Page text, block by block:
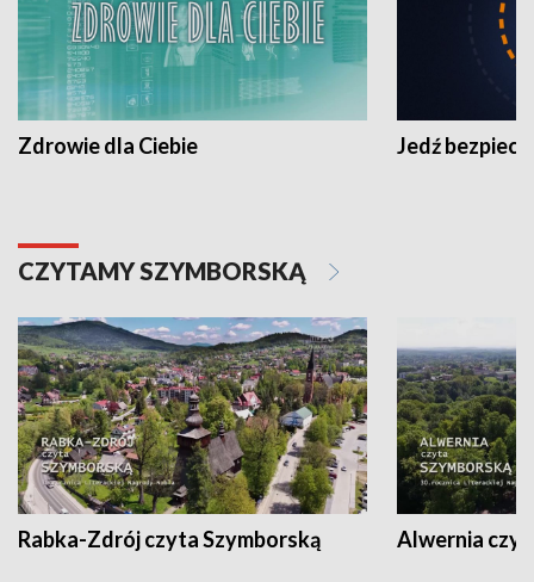
Zdrowie dla Ciebie Jedź
CZYTAMY SZYMBORSKĄ
Rabka-Zdrój czyta Szymborską Alwernia